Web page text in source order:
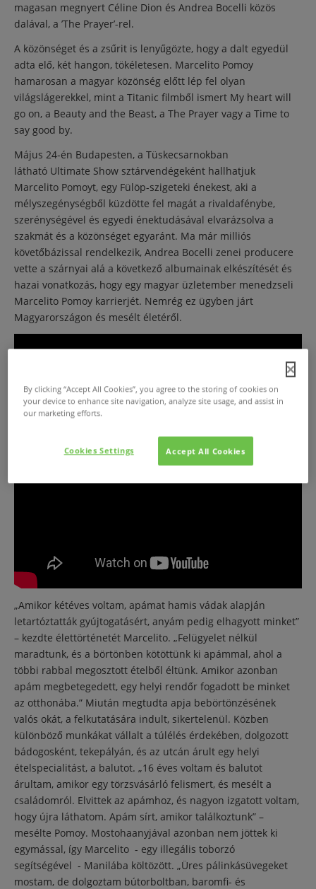
magasan megnyert Céline Dion és Andrea Bocelli közös
dalával, a ’The Prayer’-rel.
A közönséget és a zsűrit is lenyűgözte, hogy a dalt egyedül
adta elő, két hangon, tökéletesen. Marcelito Pomoy
hamarosan a magyar közönség előtt lép fel olyan
világslágerekkel, mint a Titanic filmből ismert My heart will
go on, a Beauty and the Beast, a The Prayer vagy a Time to
say good by.
Május 24-én Budapesten, a Tüskecsarnokban
látható Ultimate Show sztárvendégeként hallhatjuk
Marcelito Pomoyt, egy Fülöp-szigeteki énekest, aki a
mélyszegénységből küzdötte fel magát a rivaldafénybe,
szerénységével és egyedi énektudásával elvarázsolva a
szakmát és a közönséget egyaránt. Ma már milliós
követőbázissal rendelkezik, Andrea Bocelli zenei producere
vette a szárnyai alá a következő albumainak elkészítését és
hazai vonatkozás, hogy egy magyar üzletember menedzseli
Marcelito Pomoy karrierjét. Nemrég ez ügyben járt
Magyarországon és mesélt életéről.
„Amikor kétéves voltam, apámat hamis vádak alapján
letartóztatták gyújtogatásért, anyám pedig elhagyott minket”
– kezdte élettörténetét Marcelito. „Felügyelet nélkül
maradtunk, és a börtönben kötöttünk ki apámmal, ahol a
többi rabbal megosztott ételből éltünk. Amikor azonban
apám megbetegedett, egy helyi rendőr fogadott be minket
az otthonába.” Miután megtudta apja bebörtönzésének
valós okát, a felkutatására indult, sikertelenül. Közben
különböző munkákat vállalt a túlélés érdekében, dolgozott
bádogosként, tekepályán, és az utcán árult egy helyi
ételspecialitást, a balutot. „16 éves voltam és balutot
árultam, amikor egy törzsvásárló felismert, és mesélt a
családomról. Elvittek az apámhoz, és nagyon izgatott voltam,
hogy újra láthatom. Apám sírt, amikor találkoztunk” –
mesélte Pomoy. Mostohaanyjával azonban nem jöttek ki
egymással, így Marcelito - egy illegális toborzó
segítségével - Manilába költözött. „Üres pálinkásüvegeket
mostam, de dolgoztam bútorboltban, baromfi- és
By clicking “Accept All Cookies”, you agree to the storing of cookies on
your device to enhance site navigation, analyze site usage, and assist in
our marketing efforts.
Accept All Cookies
Cookies Settings